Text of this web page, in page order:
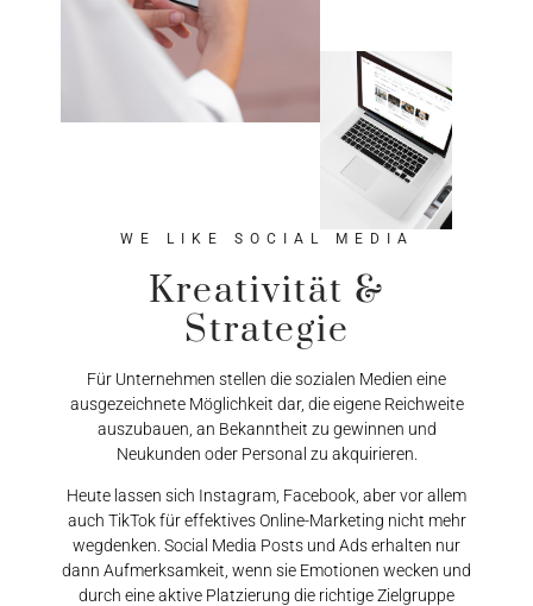
WE LIKE SOCIAL MEDIA
Kreativität &
Strategie
Für Unternehmen stellen die sozialen Medien eine
ausgezeichnete Möglichkeit dar, die eigene Reichweite
auszubauen, an Bekanntheit zu gewinnen und
Neukunden oder Personal zu akquirieren.
Heute lassen sich Instagram, Facebook, aber vor allem
auch TikTok für effektives Online-Marketing nicht mehr
wegdenken. Social Media Posts und Ads erhalten nur
dann Aufmerksamkeit, wenn sie Emotionen wecken und
durch eine aktive Platzierung die richtige Zielgruppe